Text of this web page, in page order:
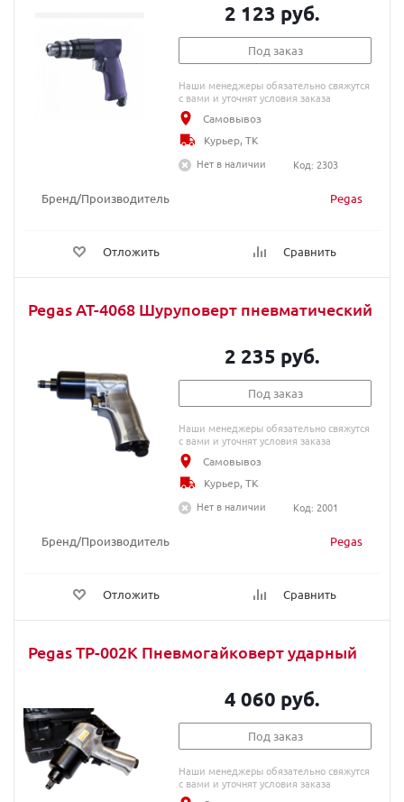
Бренд/Производитель Pegas
Отложить Сравнить
2 123 руб.
Под заказ
Наши менеджеры обязательно свяжутся
с вами и уточнят условия заказа
Самовывоз
Курьер, ТК
Нет в наличии
Код: 2303
Pegas AT-4068 Шуруповерт пневматический
Бренд/Производитель Pegas
Отложить Сравнить
2 235 руб.
Под заказ
Наши менеджеры обязательно свяжутся
с вами и уточнят условия заказа
Самовывоз
Курьер, ТК
Нет в наличии
Код: 2001
Pegas TP-002K Пневмогайковерт ударный
4 060 руб.
Под заказ
Наши менеджеры обязательно свяжутся
с вами и уточнят условия заказа